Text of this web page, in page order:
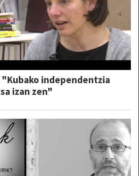
"Kubako independentzia
izan zen"